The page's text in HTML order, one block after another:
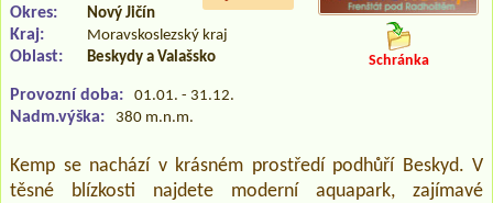
Okres: Nový Jičín
Kraj: Moravskoslezský kraj
Oblast: Beskydy a Valašsko
Provozní doba: 01.01. - 31.12.
Nadm.výška: 380 m.n.m.
Schránka
Kemp se nachází v krásném prostředí podhůří Beskyd. V
těsné blízkosti najdete moderní aquapark, zajímavé